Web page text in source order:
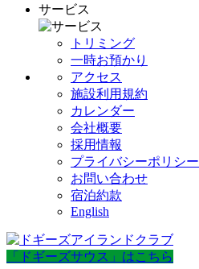
サービス
トリミング
一時お預かり
アクセス
施設利用規約
カレンダー
会社概要
採用情報
プライバシーポリシー
お問い合わせ
宿泊約款
English
「ドギーズサウス」はこちら